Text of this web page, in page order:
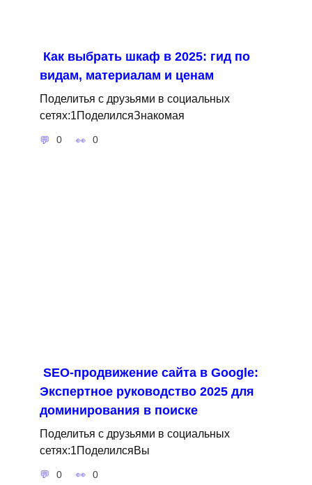
Как выбрать шкаф в 2025: гид по
видам, материалам и ценам
Поделитья с друзьями в социальных
сетях:1ПоделилсяЗнакомая
0 0
SEO-продвижение сайта в Google:
Экспертное руководство 2025 для
доминирования в поиске
Поделитья с друзьями в социальных
сетях:1ПоделилсяВы
0 0